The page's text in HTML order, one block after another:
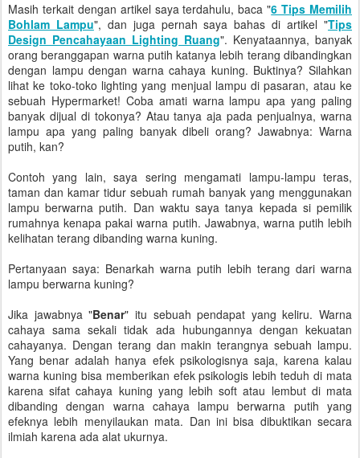
Masih terkait dengan artikel saya terdahulu, baca "6 Tips Memilih
Bohlam Lampu", dan juga pernah saya bahas di artikel "Tips
Design Pencahayaan Lighting Ruang". Kenyataannya, banyak
orang beranggapan warna putih katanya lebih terang dibandingkan
dengan lampu dengan warna cahaya kuning. Buktinya? Silahkan
lihat ke toko-toko lighting yang menjual lampu di pasaran, atau ke
sebuah Hypermarket! Coba amati warna lampu apa yang paling
banyak dijual di tokonya? Atau tanya aja pada penjualnya, warna
lampu apa yang paling banyak dibeli orang? Jawabnya: Warna
putih, kan?
Contoh yang lain, saya sering mengamati lampu-lampu teras,
taman dan kamar tidur sebuah rumah banyak yang menggunakan
lampu berwarna putih. Dan waktu saya tanya kepada si pemilik
rumahnya kenapa pakai warna putih. Jawabnya, warna putih lebih
kelihatan terang dibanding warna kuning.
Pertanyaan saya: Benarkah warna putih lebih terang dari warna
lampu berwarna kuning?
Jika jawabnya "Benar" itu sebuah pendapat yang keliru. Warna
cahaya sama sekali tidak ada hubungannya dengan kekuatan
cahayanya. Dengan terang dan makin terangnya sebuah lampu.
Yang benar adalah hanya efek psikologisnya saja, karena kalau
warna kuning bisa memberikan efek psikologis lebih teduh di mata
karena sifat cahaya kuning yang lebih soft atau lembut di mata
dibanding dengan warna cahaya lampu berwarna putih yang
efeknya lebih menyilaukan mata. Dan ini bisa dibuktikan secara
ilmiah karena ada alat ukurnya.